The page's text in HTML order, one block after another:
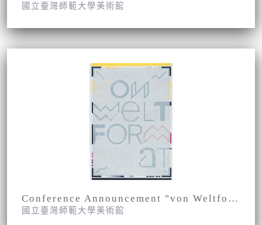
國立臺灣師範大學美術館
Conference Announcement "von Weltformat"
國立臺灣師範大學美術館